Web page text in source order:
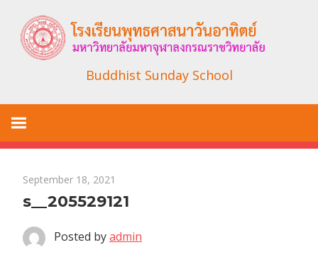
content
Buddhist Sunday School
September 18, 2021
s__205529121
Posted byadmin